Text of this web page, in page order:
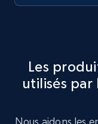
Les
utilisés par
Nous aidons les